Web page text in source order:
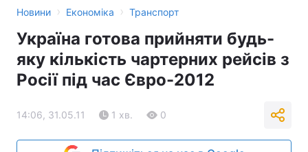
Новини › Економіка › Транспорт
Україна готова прийняти будь-
яку кількість чартерних рейсів з
Росії під час Євро-2012
14:06, 31.05.11 1 хв. 0